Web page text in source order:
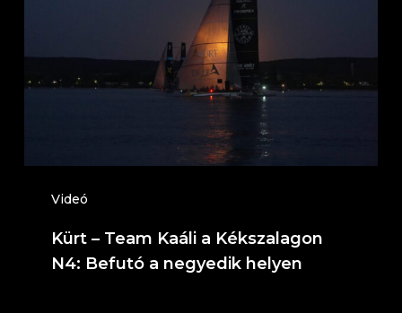
Videó
a
Kékszalagon
a
negyedik
helyenKürt – Team Kaáli a Kékszalagon
N4: Befutó a negyedik helyen